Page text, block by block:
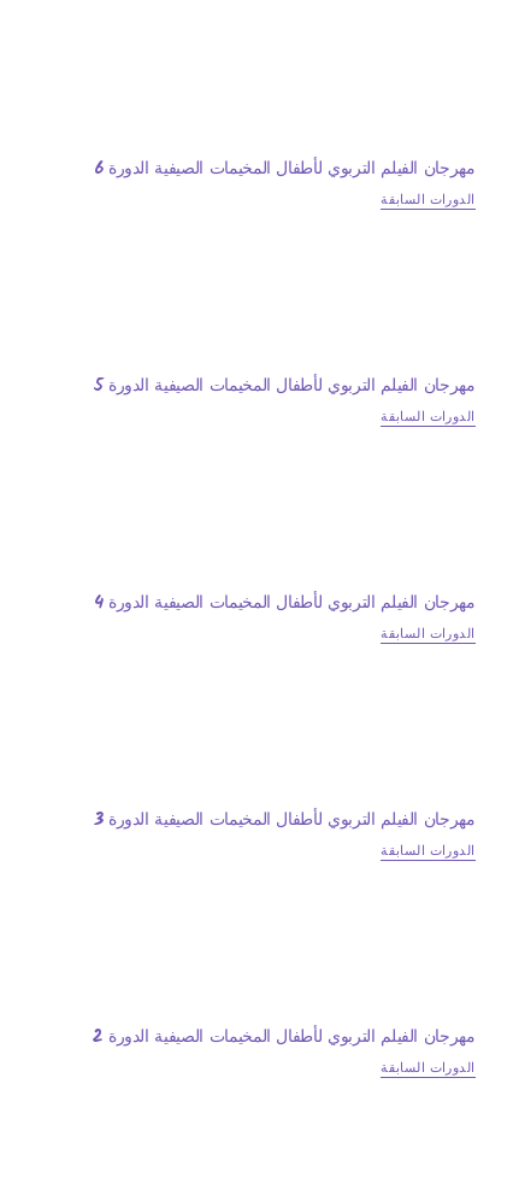
مهرجان الفيلم التربوي لأطفال المخيمات الصيفية الدورة 6
الدورات السابقة
مهرجان الفيلم التربوي لأطفال المخيمات الصيفية الدورة 5
الدورات السابقة
مهرجان الفيلم التربوي لأطفال المخيمات الصيفية الدورة 4
الدورات السابقة
مهرجان الفيلم التربوي لأطفال المخيمات الصيفية الدورة 3
الدورات السابقة
مهرجان الفيلم التربوي لأطفال المخيمات الصيفية الدورة 2
الدورات السابقة